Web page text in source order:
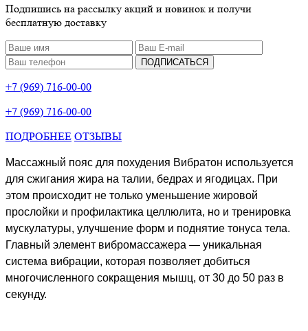
Подпишись на рассылку акций и новинок и получи
бесплатную доставку
ПОДПИСАТЬСЯ
+7 (969) 716-00-00
+7 (969) 716-00-00
ПОДРОБНЕЕ ОТЗЫВЫ
Массажный пояс для похудения Вибратон используется
для сжигания жира на талии, бедрах и ягодицах. При
этом происходит не только уменьшение жировой
прослойки и профилактика целлюлита, но и тренировка
мускулатуры, улучшение форм и поднятие тонуса тела.
Главный элемент вибромассажера — уникальная
система вибрации, которая позволяет добиться
многочисленного сокращения мышц, от 30 до 50 раз в
секунду.